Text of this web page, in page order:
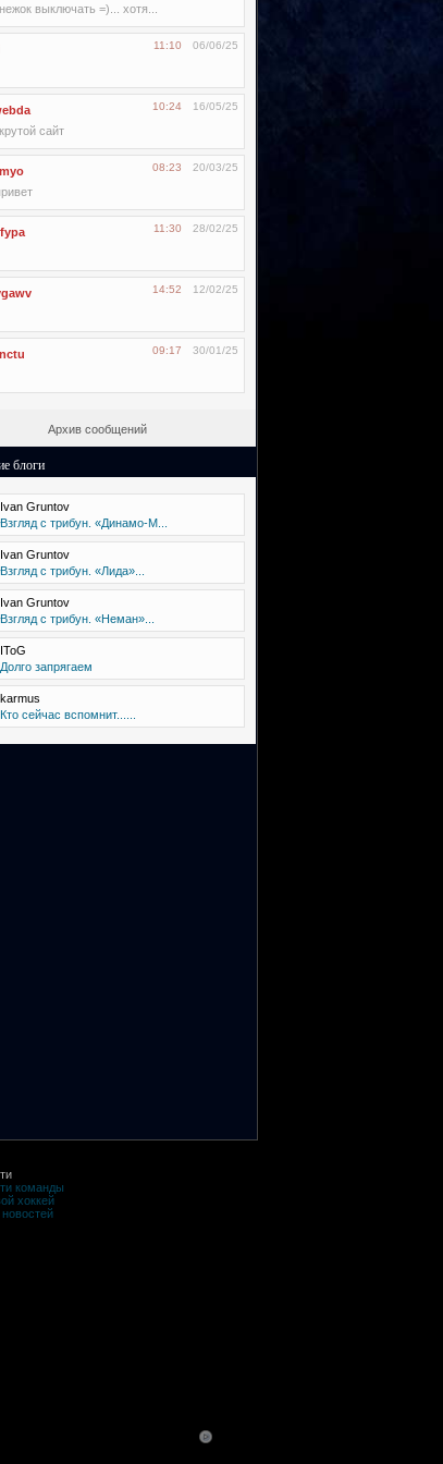
выключать =)... хотя...
06/06/25
11:10
16/05/25
10:24
сайт
20/03/25
08:23
28/02/25
11:30
12/02/25
14:52
30/01/25
09:17
Архив сообщений
блоги
Ivan Gruntov
Взгляд с трибун. «Динамо-М...
Ivan Gruntov
Взгляд с трибун. «Лида»...
Ivan Gruntov
Взгляд с трибун. «Неман»...
IToG
Долго запрягаем
karmus
Кто сейчас вспомнит......
команды
хоккей